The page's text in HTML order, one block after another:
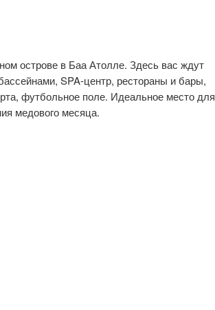
острове в Баа Атолле. Здесь вас ждут
SPA-центр, рестораны и бары,
футбольное поле. Идеальное место для
медового месяца.